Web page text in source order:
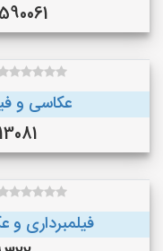
عکاسی و
فیلمبرداری